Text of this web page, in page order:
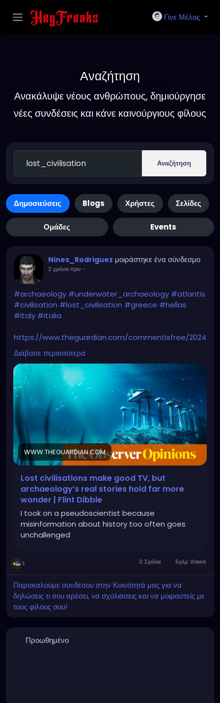
Γίνε Μέλος
Αναζήτηση
Ανακάλυψε νέους ανθρώπους, δημιούργησε
νέες συνδέσεις και κάνε καινούργιους φίλους
Αναζήτηση
Δημοσιεύσεις Blogs Χρήστες Σελίδες
Ομάδες Events
Nines_Rodriguez μοιράστηκε ένα σύνδεσμο
2 χρόνια πριν -
#archaeology #underwater_archaeology #atlantis
#civilisation #lost_civilisation #greece #hellas
#italy #italia
https://www.theguardian.com/commentisfree/2024
/apr/28/lost-civilisations-make-good-tv-ancient-
apocalypse-but-archaeology-real-stories-hold-
far-more-wonder
Διάβασε περισσότερα
WWW.THEGUARDIAN.COM
Lost civilisations make good TV, but
archaeology’s real stories hold far more
wonder | Flint Dibble
I took on a pseudoscientist because
misinformation about history too often goes
unchallenged
1 0 Σχόλια 5χλμ. Views
Παρακαλούμε συνδέσου στην Κοινότητά μας για να
δηλώσεις τι σου αρέσει, να σχολιάσεις και να μοιραστείς με
τους φίλους σου!
Προωθημένο